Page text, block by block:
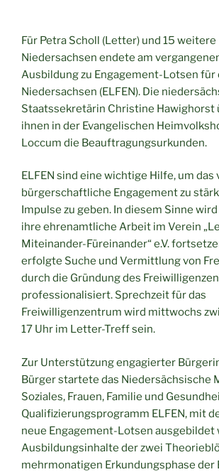
Für Petra Scholl (Letter) und 15 weitere
Niedersachsen endete am
Ausbildung zu Engagement-Lotsen
Niedersachsen (ELFEN). Die
Staatssekretärin Christine Hawighorst
ihnen in der Evangelischen
Loccum die Beauftragungsurkunden.
ELFEN sind eine wichtige Hilfe, um das
bürgerschaftliche Engagement zu
Impulse zu geben. In diesem Sinne
ihre ehrenamtliche Arbeit im Verein
Miteinander-Füreinander“ e.V.
erfolgte Suche und Vermittlung von
durch die Gründung des
professionalisiert. Sprechzeit für das
Freiwilligenzentrum wird mittwochs
17 Uhr im Letter-Treff sein.
Zur Unterstützung engagierter
Bürger startete das Niedersächsische
Soziales, Frauen, Familie und
Qualifizierungsprogramm ELFEN, mit
neue Engagement-Lotsen ausgebildet
Ausbildungsinhalte der zwei
mehrmonatigen Erkundungsphase der